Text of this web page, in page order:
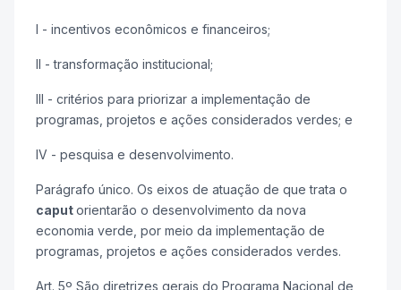
I - incentivos econômicos e financeiros;
II - transformação institucional;
III - critérios para priorizar a implementação de
programas, projetos e ações considerados verdes; e
IV - pesquisa e desenvolvimento.
Parágrafo único. Os eixos de atuação de que trata o
caputorientarão o desenvolvimento da nova
economia verde, por meio da implementação de
programas, projetos e ações considerados verdes.
Art. 5º São diretrizes gerais do Programa Nacional de